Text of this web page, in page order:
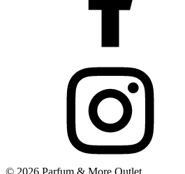
© 2026 Parfum & More Outlet